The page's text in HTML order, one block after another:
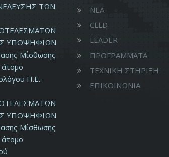
ΤΩΝ
ΥΠΟΨΗΦΙΩΝ
Μίσθωσης
Π.Ε.-
ΥΠΟΨΗΦΙΩΝ
Μίσθωσης
ΝΕΑ
CLLD
LEADER
ΠΡΟΓΡΑΜΜΑΤΑ
ΤΕΧΝΙΚΗ ΣΤΗΡΙΞΗ
ΕΠΙΚΟΙΝΩΝΙΑ